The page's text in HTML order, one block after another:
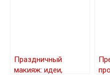
Праздничный
макияж: идеи,